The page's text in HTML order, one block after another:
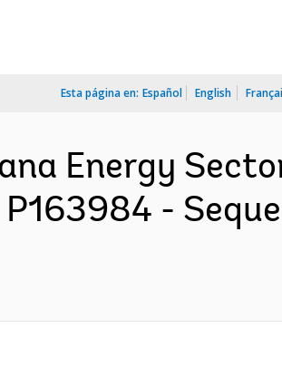
Esta página en: Español English
Energy
-